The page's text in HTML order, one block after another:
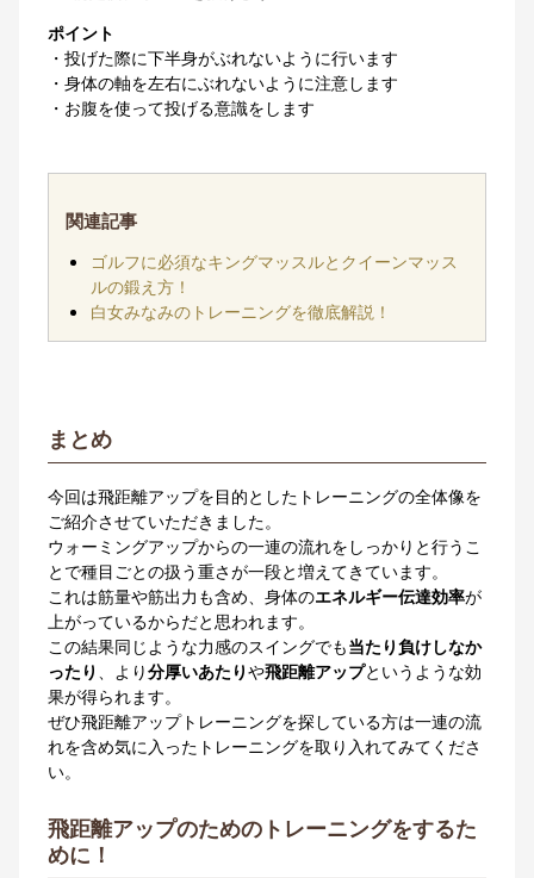
ポイント
・投げた際に下半身がぶれないように行います
・身体の軸を左右にぶれないように注意します
・お腹を使って投げる意識をします
関連記事
ゴルフに必須なキングマッスルとクイーンマッス
ルの鍛え方！
白女みなみのトレーニングを徹底解説！
まとめ
今回は飛距離アップを目的としたトレーニングの全体像を
ご紹介させていただきました。
ウォーミングアップからの一連の流れをしっかりと行うこ
とで種目ごとの扱う重さが一段と増えてきています。
これは筋量や筋出力も含め、身体のエネルギー伝達効率が
上がっているからだと思われます。
この結果同じような力感のスイングでも当たり負けしなか
ったり 、より分厚いあたりや飛距離アップというような効
果が得られます。
ぜひ飛距離アップトレーニングを探している方は一連の流
れを含め気に入ったトレーニングを取り入れてみてくださ
い。
飛距離アップのためのトレーニングをするた
めに！